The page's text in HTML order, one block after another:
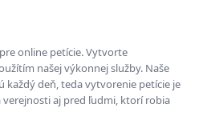
online petície. Vytvorte
našej výkonnej služby. Naše
každý deň, teda vytvorenie petície je
aj pred ľudmi, ktorí robia